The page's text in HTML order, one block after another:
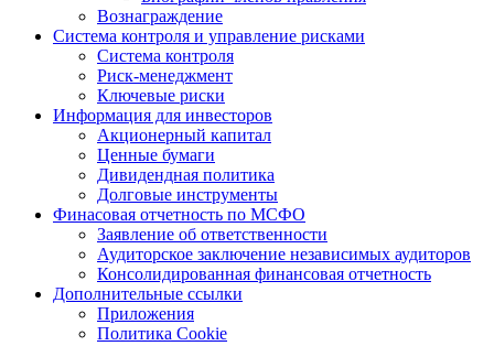
Вознаграждение
Система контроля и управление рисками
Система контроля
Риск-менеджмент
Ключевые риски
Информация для инвесторов
Акционерный капитал
Ценные бумаги
Дивидендная политика
Долговые инструменты
Финасовая отчетность по МСФО
Заявление об ответственности
Аудиторское заключение независимых аудиторов
Консолидированная финансовая отчетность
Дополнительные ссылки
Приложения
Политика Cookie